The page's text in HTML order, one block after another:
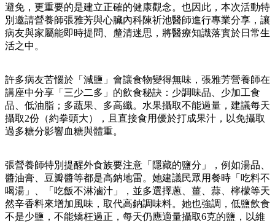
避免，更重要的是建立正確的健康觀念。也因此，本次活動特
別邀請營養師張雅芳與心臟內科陳祈池醫師進行專業分享，讓
病友與家屬能即時提問、釐清迷思，將醫療知識落實於日常生
活之中。
許多病友苦惱於「減鹽」會讓食物變得無味，張雅芳營養師在
講座中分享「三少二多」的飲食秘訣：少調味品、少加工食
品、低油脂；多蔬果、多高纖。水果攝取不能過量，建議每天
攝取2份（約拳頭大），且直接食用優於打成果汁，以免攝取
過多糖分影響血糖與體重。
張營養師特別提醒外食族要注意「隱藏的鹽分」，例如湯品、
醬油膏、豆瓣醬等都是高鈉地雷。她建議民眾用餐時「吃料不
喝湯」、「吃飯不淋滷汁」，並多選擇蔥、薑、蒜、檸檬等天
然辛香料來增加風味，取代高鈉調味料。她也強調，低鹽飲食
不是少鹽，不能矯枉過正，每天仍應適量攝取6克的鹽，以維